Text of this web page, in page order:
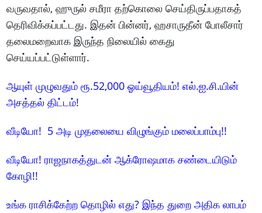
வருவதால், ஹுருல் சமீரா தற்கொலை செய்திருப்பதாகத்
தெரிவிக்கப்பட்டது. இதன் பின்னர், ஹசாருதீன் போலீசார்
தலைமறைவாக இருந்த நிலையில் கைது
செய்யப்பட்டுள்ளார்.
ஆயுள் முழுவதும் ரூ.52,000 ஓய்வூதியம்! எல்.ஐ.சி.யின்
அசத்தல் திட்டம்!
வீடியோ! 5 அடி முதலையை விழுங்கும் மலைப்பாம்பு!!
வீடியோ! ராஜநாகத்துடன் ஆக்ரோஷமாக சண்டையிடும்
கோழி!!
உங்க ராசிக்கேற்ற தொழில் எது? இந்த துறை அதிக லாபம்